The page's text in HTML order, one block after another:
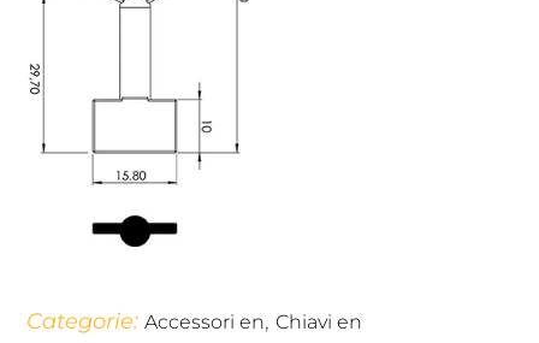
Categorie:Accessori en, Chiavi en